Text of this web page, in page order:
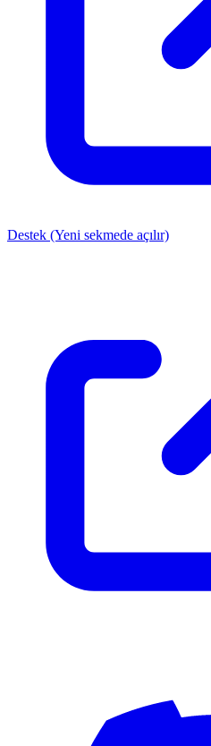
Destek (Yeni sekmede açılır)